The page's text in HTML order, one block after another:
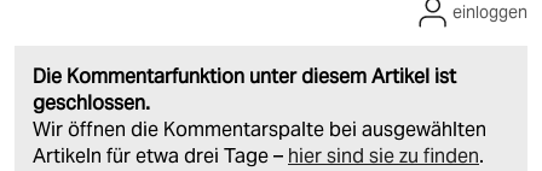
Die Kommentarfunktion unter diesem Artikel ist
geschlossen.
Wir öffnen die Kommentarspalte bei ausgewählten
Artikeln für etwa drei Tage – hier sind sie zu finden.
einloggen